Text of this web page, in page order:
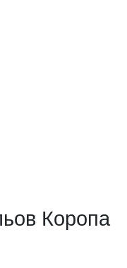
Коропа